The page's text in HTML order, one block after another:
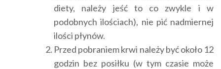
diety, należy jeść to co zwykle i w
podobnych ilościach), nie pić nadmiernej
ilości płynów.
Przed pobraniem krwi należy być około 12
godzin bez posiłku (w tym czasie może